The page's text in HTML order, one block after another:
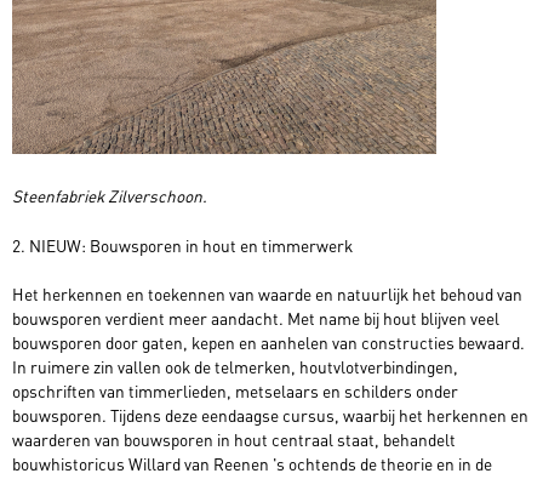
Steenfabriek Zilverschoon.
2. NIEUW: Bouwsporen in hout en timmerwerk
Het herkennen en toekennen van waarde en natuurlijk het behoud van
bouwsporen verdient meer aandacht. Met name bij hout blijven veel
bouwsporen door gaten, kepen en aanhelen van constructies bewaard.
In ruimere zin vallen ook de telmerken, houtvlotverbindingen,
opschriften van timmerlieden, metselaars en schilders onder
bouwsporen. Tijdens deze eendaagse cursus, waarbij het herkennen en
waarderen van bouwsporen in hout centraal staat, behandelt
bouwhistoricus Willard van Reenen 's ochtends de theorie en in de